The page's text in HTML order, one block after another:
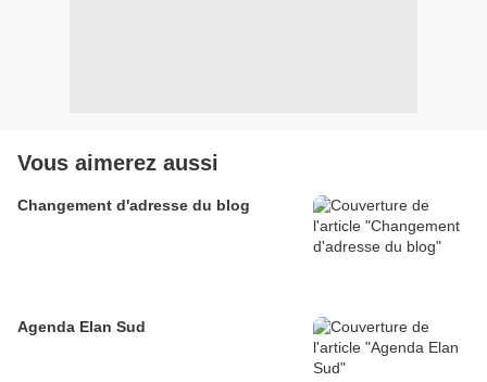
Vous aimerez aussi
Changement d'adresse du blog
Agenda Elan Sud